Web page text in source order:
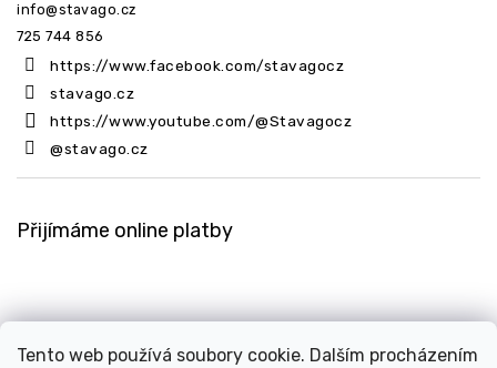
Tento web používá soubory cookie. Dalším procházením
info@stavago.cz
725 744 856
https://www.facebook.com/stavagocz
stavago.cz
https://www.youtube.com/@Stavagocz
@stavago.cz
Přijímáme online platby